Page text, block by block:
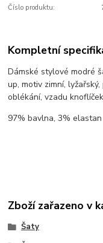
Číslo produktu:
Kompletní
Dámské stylové modré
up, motiv zimní,
oblékání, vzadu
97% bavlna, 3% elastan
Zboží zařazeno v
Šaty